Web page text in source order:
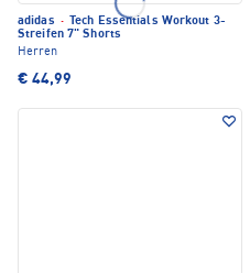
adidas ·
Tech Essentials Workout 3-
Streifen 7" Shorts
Herren
€ 44,99